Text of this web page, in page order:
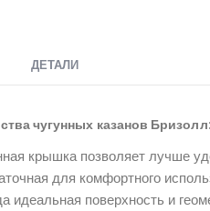
ДЕТАЛИ
чугунных казанов
крышка позволяет лучше
для комфортного
идеальная поверхность и